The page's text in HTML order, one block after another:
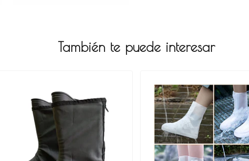
También te puede interesar